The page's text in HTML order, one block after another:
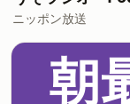
ニッポン放送
朝